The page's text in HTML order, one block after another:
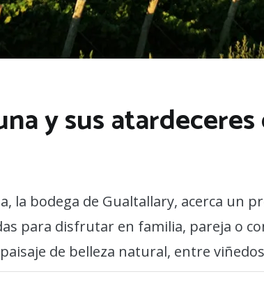
y sus
la bodega de Gualtallary, acerca un
para disfrutar en familia, pareja o
de belleza natural, entre